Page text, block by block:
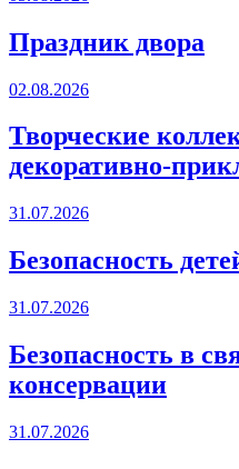
Праздник двора
02.08.2026
Творческие
декоративно-
31.07.2026
Безопасность
31.07.2026
Безопасность в
консервации
31.07.2026